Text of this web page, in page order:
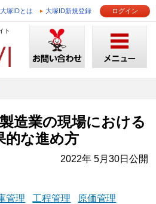
大塚IDとは 大塚ID新規登録 ログイン
ト
造業の現場における
的な進め方
2022年 5月30日公開
管理 工程管理
原価管理